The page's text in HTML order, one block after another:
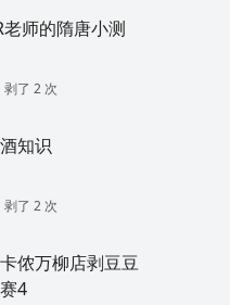
老师的隋唐小测
剥了 2 次
知识
剥了 2 次
侬万柳店剥豆豆
4